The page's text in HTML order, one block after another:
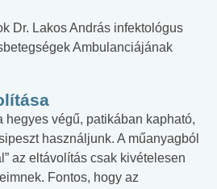
Dr. Lakos András infektológus
Ambulanciájának
hegyes végű, patikában kapható,
használjunk. A műanyagból
az eltávolítás csak kivételesen
Fontos, hogy az